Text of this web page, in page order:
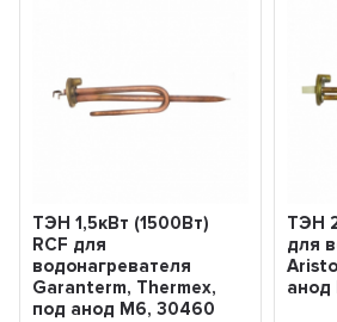
ТЭН 1,5кВт (1500Вт)
RCF для
водонагревателя
Garanterm, Thermex,
под анод М6, 30460
ТЭН
для
анод